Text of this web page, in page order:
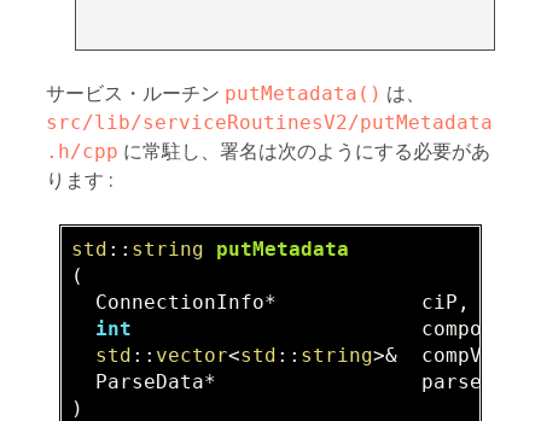
サービス・ルーチン putMetadata() は、
src/lib/serviceRoutinesV2/putMetadata
.h/cpp に常駐し、署名は次のようにする必要があ
ります :
std :: string
putMetadata
(
  ConnectionInfo*            ciP,
int
std :: vector<std :: string>&  compV,
ParseData*
)